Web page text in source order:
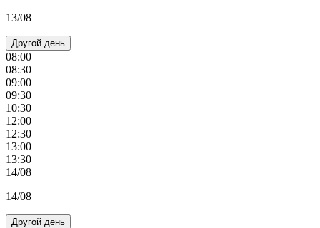
13/08
Другой день
08:00
08:30
09:00
09:30
10:30
12:00
12:30
13:00
13:30
14/08
14/08
Другой день